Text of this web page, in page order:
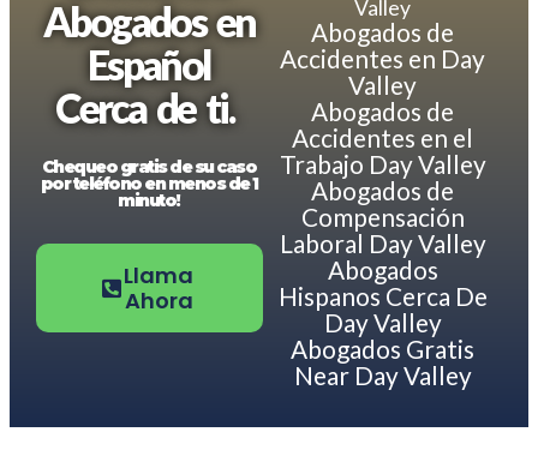
Abogados en
Español
Cerca de ti.
Chequeo gratis de su caso
por teléfono en menos de 1
minuto!
Llama
Ahora
Valley
Abogados de
Accidentes en Day
Valley
Abogados de
Accidentes en el
Trabajo Day Valley
Abogados de
Compensación
Laboral Day Valley
Abogados
Hispanos Cerca De
Day Valley
Abogados Gratis
Near Day Valley